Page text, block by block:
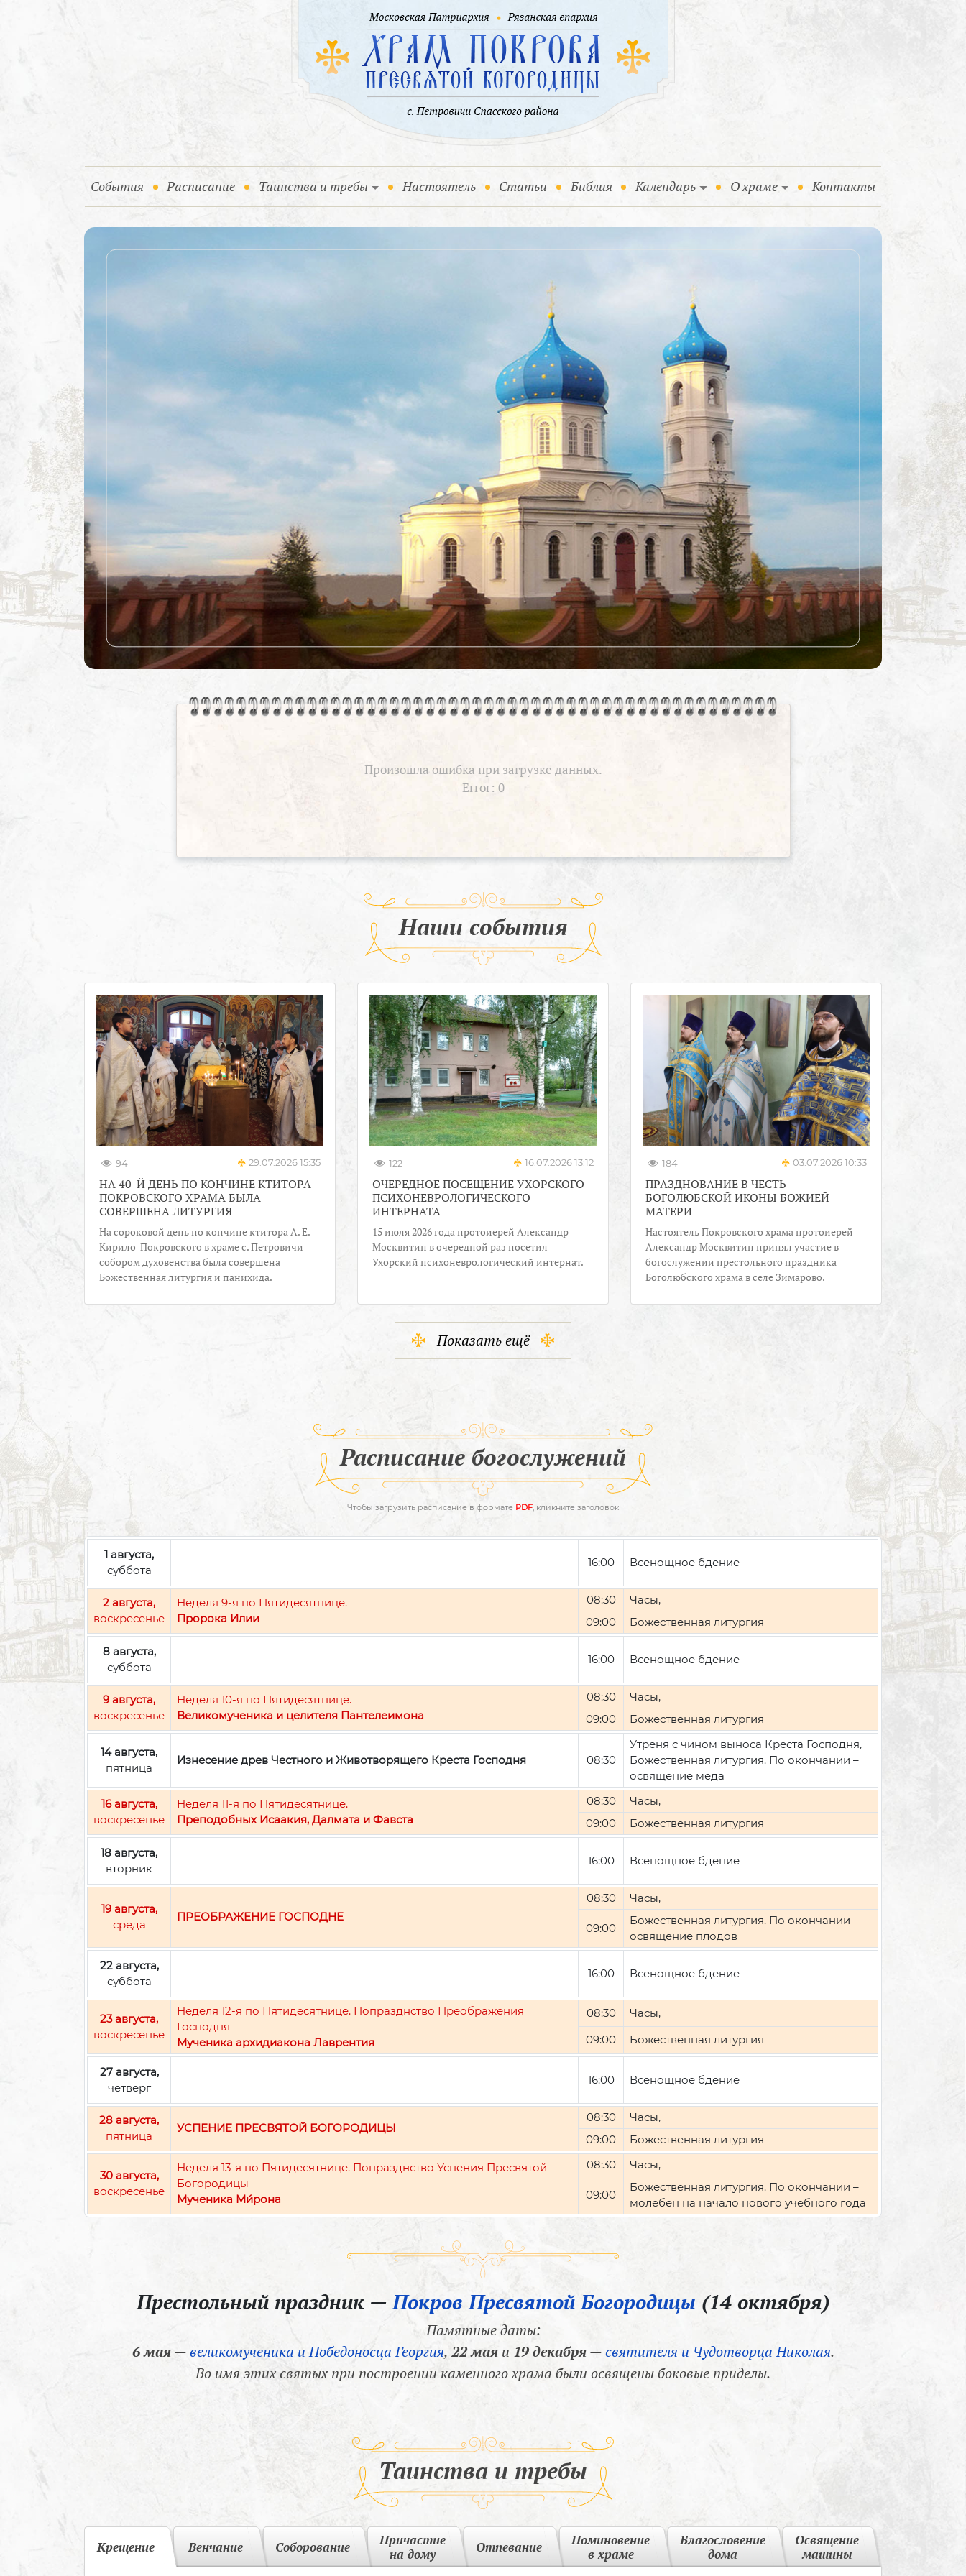
События (current)
Расписание Таинства и требы Настоятель Статьи Библия Календарь О храме Контакты
Произошла ошибка при загрузке данных.
Error: 0
Наши события
94 29.07.2026 15:35
НА 40-Й ДЕНЬ ПО КОНЧИНЕ КТИТОРА
ПОКРОВСКОГО ХРАМА БЫЛА
СОВЕРШЕНА ЛИТУРГИЯ
На сороковой день по кончине ктитора А. Е.
Кирило-Покровского в храме с. Петровичи
собором духовенства была совершена
Божественная литургия и панихида.
122 16.07.2026 13:12
ОЧЕРЕДНОЕ ПОСЕЩЕНИЕ УХОРСКОГО
ПСИХОНЕВРОЛОГИЧЕСКОГО
ИНТЕРНАТА
15 июля 2026 года протоиерей Александр
Москвитин в очередной раз посетил
Ухорский психоневрологический интернат.
184 03.07.2026 10:33
ПРАЗДНОВАНИЕ В ЧЕСТЬ
БОГОЛЮБСКОЙ ИКОНЫ БОЖИЕЙ
МАТЕРИ
Настоятель Покровского храма протоиерей
Александр Москвитин принял участие в
богослужении престольного праздника
Боголюбского храма в селе Зимарово.
Показать ещё
Расписание богослужений
Чтобы загрузить расписание в формате PDF, кликните заголовок
1 августа,
суббота
16:00 Всенощное бдение
2 августа,
воскресенье
Неделя 9-я по Пятидесятнице.
Пророка Илии
08:30
Часы,
09:00
Божественная литургия
8 августа,
суббота
16:00 Всенощное бдение
9 августа,
воскресенье
Неделя 10-я по Пятидесятнице.
Великомученика и целителя Пантелеимона
08:30
Часы,
09:00
Божественная литургия
14 августа,
пятница
Изнесение древ Честного и Животворящего Креста Господня 08:30
Утреня с чином выноса Креста Господня,
Божественная литургия. По окончании –
освящение меда
16 августа,
воскресенье
Неделя 11-я по Пятидесятнице.
Преподобных Исаакия, Далмата и Фавста
08:30
Часы,
09:00
Божественная литургия
18 августа,
вторник
16:00 Всенощное бдение
19 августа,
среда
ПРЕОБРАЖЕНИЕ ГОСПОДНЕ
08:30 Часы,
09:00
Божественная литургия. По окончании –
освящение плодов
22 августа,
суббота
16:00 Всенощное бдение
23 августа,
воскресенье
Неделя 12-я по Пятидесятнице. Попразднство Преображения
Господня
Мученика архидиакона Лаврентия
08:30
Часы,
09:00
Божественная литургия
27 августа,
четверг
16:00 Всенощное бдение
28 августа,
пятница
УСПЕНИЕ ПРЕСВЯТОЙ БОГОРОДИЦЫ
08:30
Часы,
09:00
Божественная литургия
30 августа,
воскресенье
Неделя 13-я по Пятидесятнице. Попразднство Успения Пресвятой
Богородицы
Мученика Ми́рона
08:30 Часы,
09:00
Божественная литургия. По окончании –
молебен на начало нового учебного года
Престольный праздник —Покров Пресвятой Богородицы (14 октября)
Памятные даты:
6 мая—великомученика и Победоносца Георгия, 22 маяи 19 декабря—святителя и Чудотворца Николая.
Во имя этих святых при построении каменного храма были освящены боковые приделы.
Таинства и требы
Крещение Венчание Соборование
Причастие
на дому
Отпевание
Поминовение
в храме
Благословение
дома
Освящение
машины